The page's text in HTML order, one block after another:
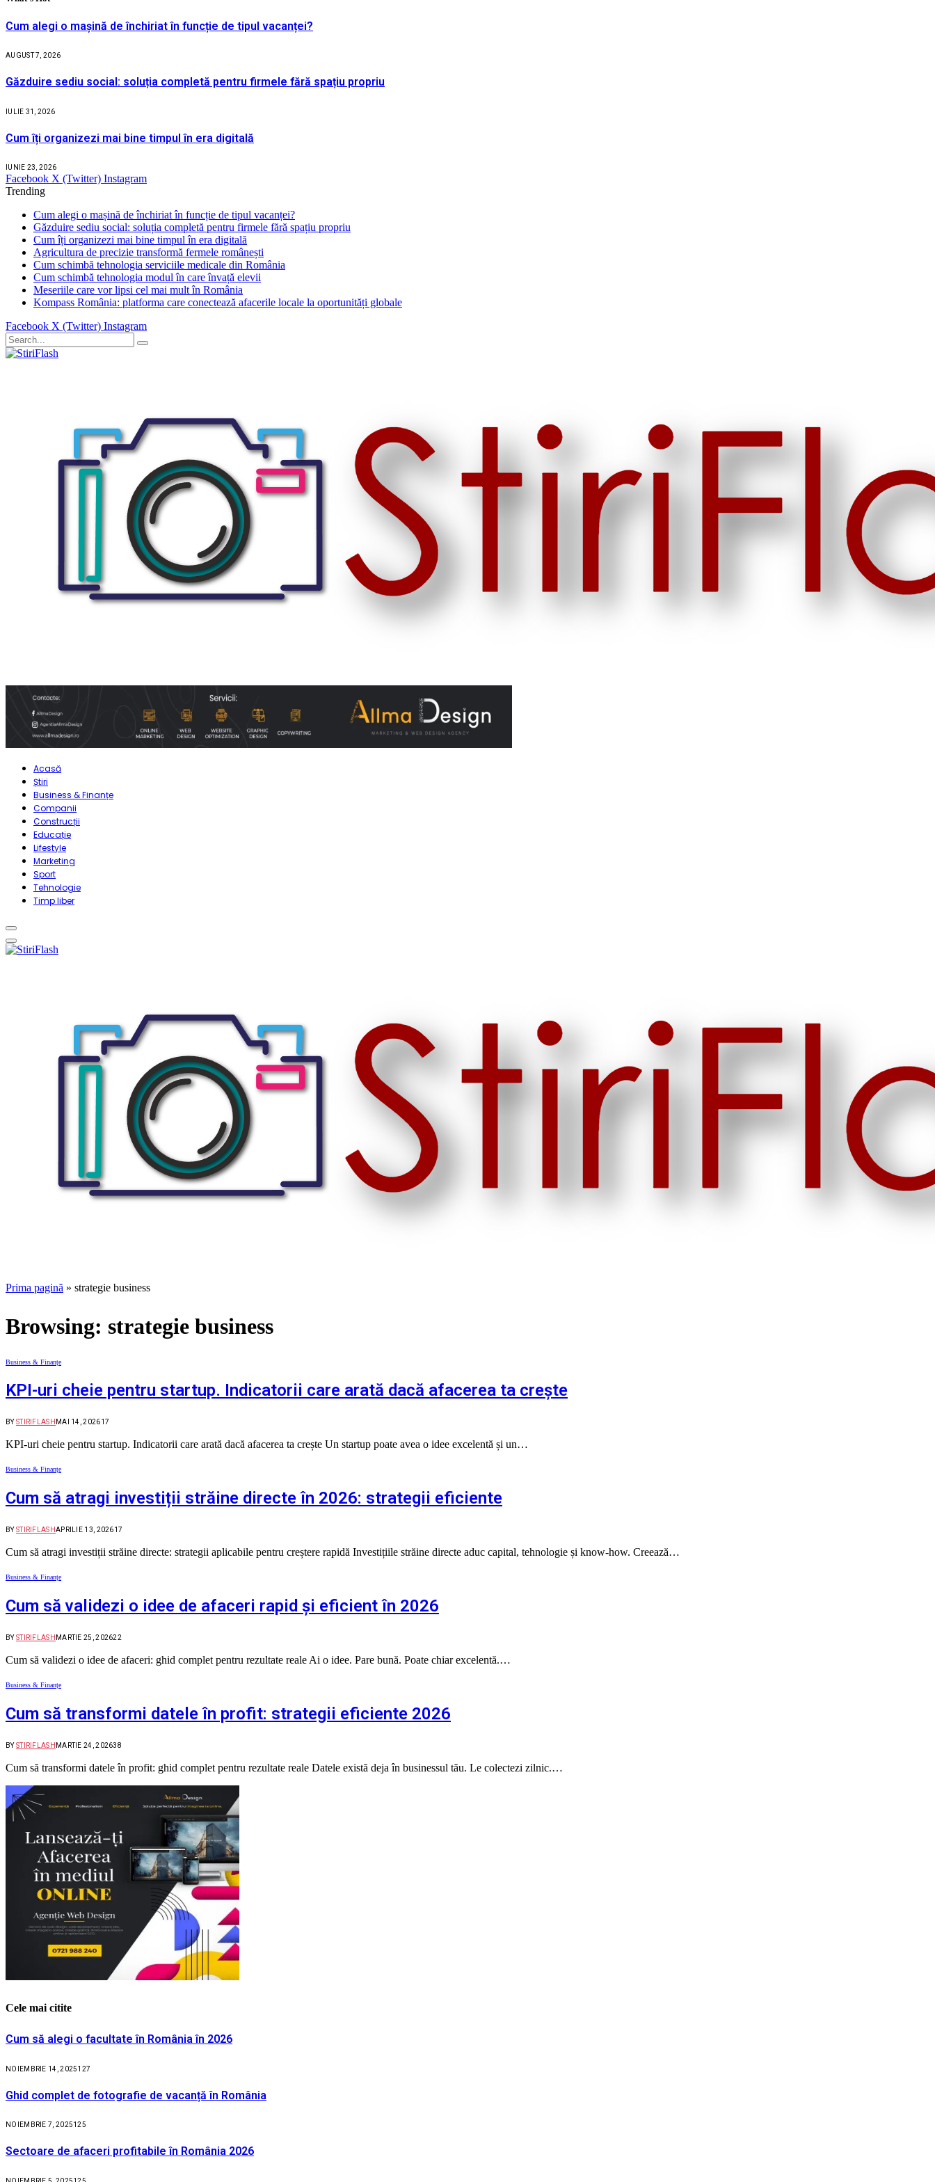
Cum alegi o mașină de închiriat în funcție de tipul vacanței?
AUGUST 7, 2026
Găzduire sediu social: soluția completă pentru firmele fără spațiu propriu
IULIE 31, 2026
Cum îți organizezi mai bine timpul în era digitală
IUNIE 23, 2026
Facebook X (Twitter) Instagram
Trending
Cum alegi o mașină de închiriat în funcție de tipul vacanței?
Găzduire sediu social: soluția completă pentru firmele fără spațiu propriu
Cum îți organizezi mai bine timpul în era digitală
Agricultura de precizie transformă fermele românești
Cum schimbă tehnologia serviciile medicale din România
Cum schimbă tehnologia modul în care învață elevii
Meseriile care vor lipsi cel mai mult în România
Kompass România: platforma care conectează afacerile locale la oportunități globale
Facebook X (Twitter) Instagram
Acasă
Știri
Business & Finanțe
Companii
Construcții
Educație
Lifestyle
Marketing
Sport
Tehnologie
Timp liber
Prima pagină » strategie business
Browsing: strategie business
Business & Finanțe
KPI-uri cheie pentru startup. Indicatorii care arată dacă afacerea ta crește
BY STIRIFLASH MAI 14, 202617
KPI-uri cheie pentru startup. Indicatorii care arată dacă afacerea ta crește Un startup poate avea o idee excelentă și un…
Business & Finanțe
Cum să atragi investiții străine directe în 2026: strategii eficiente
BY STIRIFLASHAPRILIE 13, 202617
Cum să atragi investiții străine directe: strategii aplicabile pentru creștere rapidă Investițiile străine directe aduc capital, tehnologie și know-how. Creează…
Business & Finanțe
Cum să validezi o idee de afaceri rapid și eficient în 2026
BY STIRIFLASH MARTIE 25, 202622
Cum să validezi o idee de afaceri: ghid complet pentru rezultate reale Ai o idee. Pare bună. Poate chiar excelentă.…
Business & Finanțe
Cum să transformi datele în profit: strategii eficiente 2026
BY STIRIFLASH MARTIE 24, 202638
Cum să transformi datele în profit: ghid complet pentru rezultate reale Datele există deja în businessul tău. Le colectezi zilnic.…
Cele mai citite
Cum să alegi o facultate în România în 2026
NOIEMBRIE 14, 2025127
Ghid complet de fotografie de vacanță în România
NOIEMBRIE 7, 2025125
Sectoare de afaceri profitabile în România 2026